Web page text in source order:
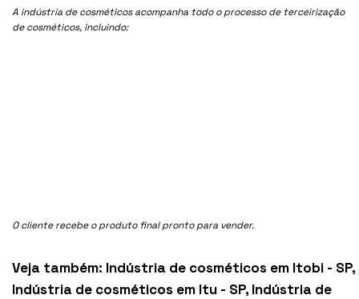
A indústria de cosméticos acompanha todo o processo de terceirização
de cosméticos, incluindo:
O cliente recebe o produto final pronto para vender.
Veja também: Indústria de cosméticos em Itobi - SP,
Indústria de cosméticos em Itu - SP, Indústria de